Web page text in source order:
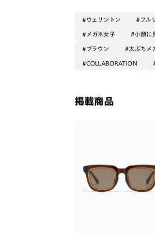
そのため、白トップス
十分なインパクトがあ
何と便利な👀👀
ウェリントン フル
メガネ女子 小顔に
ブラウン 太ぶちメ
COLLABORATION
掲載商品